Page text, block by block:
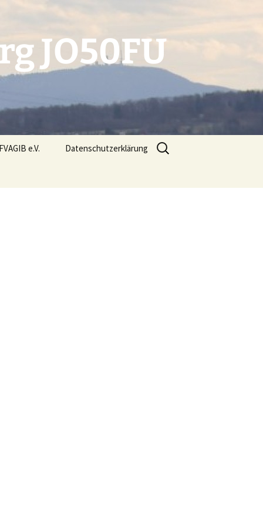
JO50FU
e.V. Datenschutzerklärung
Suchen
nach: